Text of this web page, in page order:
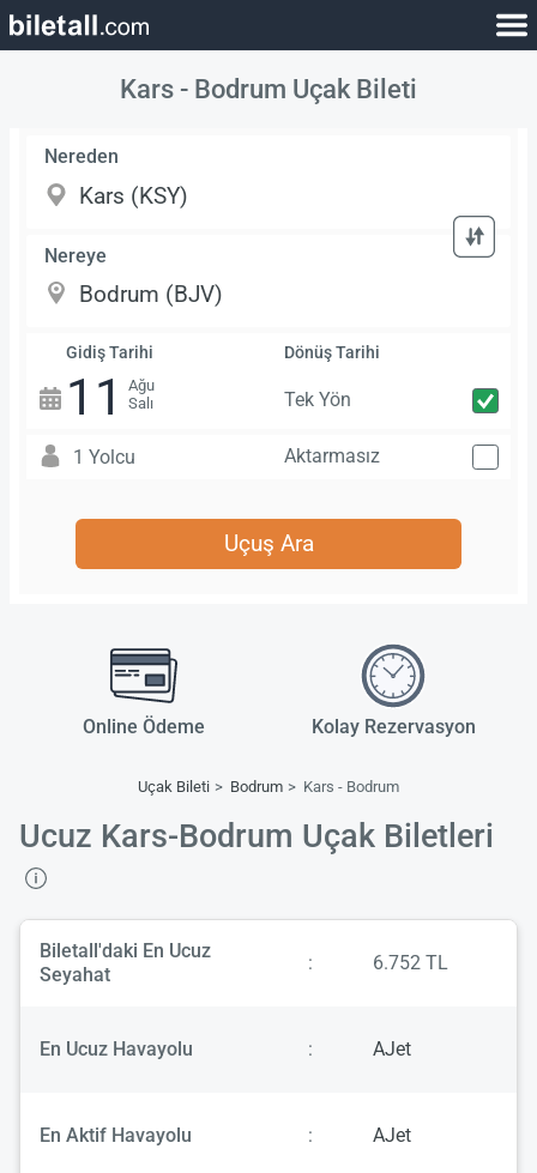
Kars - Bodrum Uçak Bileti
Nereden
Nereye
Gidiş Tarihi
11
Ağu
Salı
Dönüş Tarihi
Tek Yön
1 Yolcu Aktarmasız
Uçuş Ara
Online Ödeme Kolay Rezervasyon
Uçak Bileti Bodrum Kars - Bodrum
Ucuz Kars-Bodrum Uçak Biletleri
Biletall'daki En Ucuz
Seyahat
: 6.752 TL
En Ucuz Havayolu : AJet
En Aktif Havayolu : AJet